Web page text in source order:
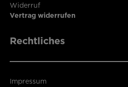
Widerruf
Vertrag widerrufen
Rechtliches
Impressum